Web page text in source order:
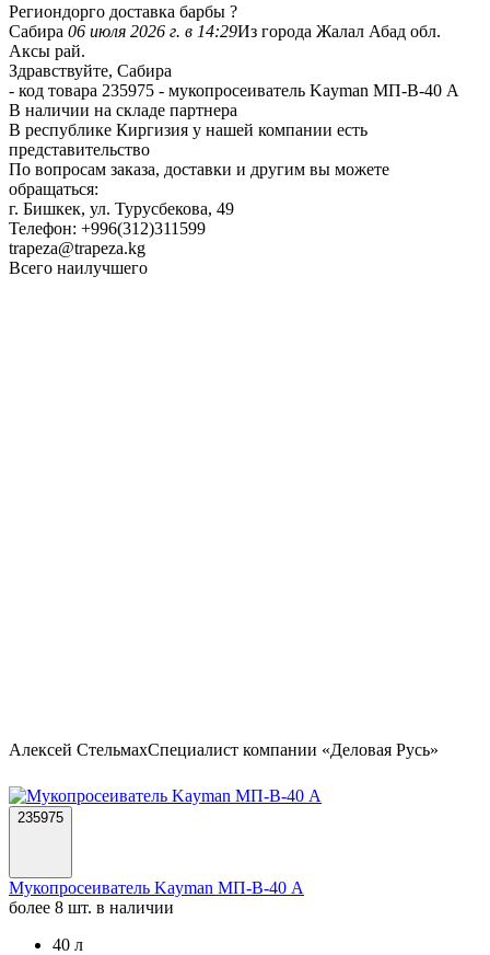
Региондорго доставка барбы ?
Сабира 06 июля 2026 г. в 14:29Из города Жалал Абад обл.
Аксы рай.
Здравствуйте, Сабира
- код товара 235975 - мукопросеиватель Kayman МП-В-40 А
В наличии на складе партнера
В республике Киргизия у нашей компании есть
представительство
По вопросам заказа, доставки и другим вы можете
обращаться:
г. Бишкек, ул. Турусбекова, 49
Телефон: +996(312)311599
trapeza@trapeza.kg
Всего наилучшего
Алексей СтельмахСпециалист компании «Деловая Русь»
235975
Мукопросеиватель Kayman МП-В-40 А
более 8 шт. в наличии
40 л